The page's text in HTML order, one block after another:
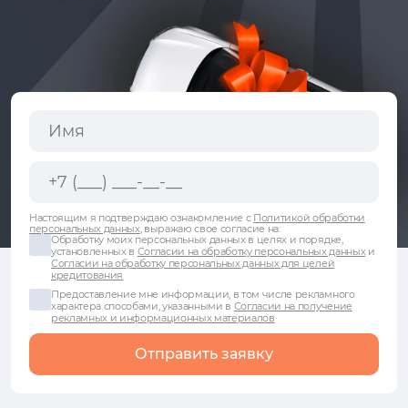
Настоящим я подтверждаю ознакомление с Политикой обработки
персональных данных, выражаю свое согласие на:
Обработку моих персональных данных в целях и порядке,
установленных в Согласии на обработку персональных данныхи
Согласии на обработку персональных данных для целей
кредитования
Предоставление мне информации, в том числе рекламного
характера способами, указанными в Согласии на получение
рекламных и информационных материалов
Отправить заявку